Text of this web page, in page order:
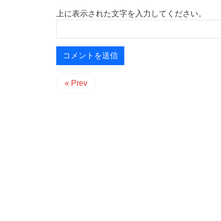
上に表示された文字を入力してください。
« Prev